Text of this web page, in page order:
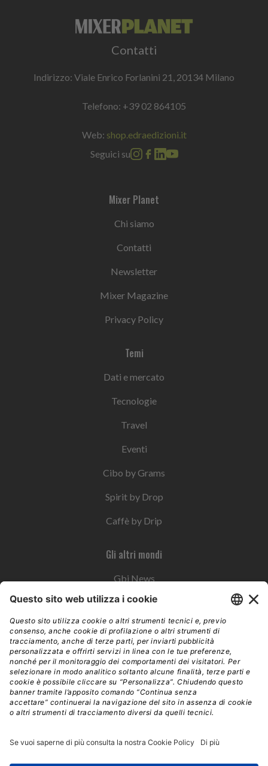
Contatti
Indirizzo: Viale Enrico Forlanini 21, 20134 Milano
Telefono: +39 02 864105
Web: shop.edraedizioni.it
Seguici su
Mixer Planet
Chi siamo
Contatti
Newsletter
Mixer Magazine
Privacy Policy
Temi
Dati e mercato
Tecnologie
Travel
Eventi
Cibo by Grams
Spirit by Drop
Caffè by Drip
Gli altri mondi
Gbi News
Instoremag
Esplora il gruppo
Edra Edizioni
Edizioni LSWR
LSWR Group